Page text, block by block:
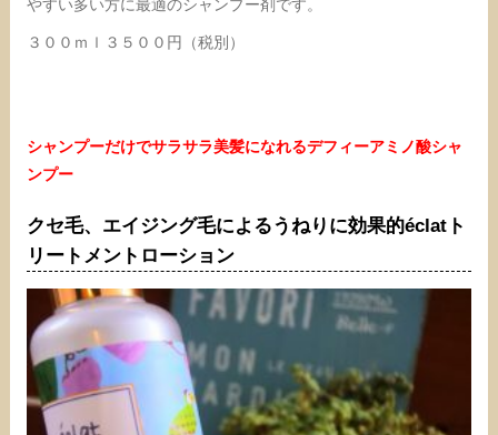
やすい多い方に最適のシャンプー剤です。
３００ｍｌ３５００円（税別）
シャンプーだけでサラサラ美髪になれるデフィーアミノ酸シャ
ンプー
クセ毛、エイジング毛によるうねりに効果的éclatト
リートメントローション